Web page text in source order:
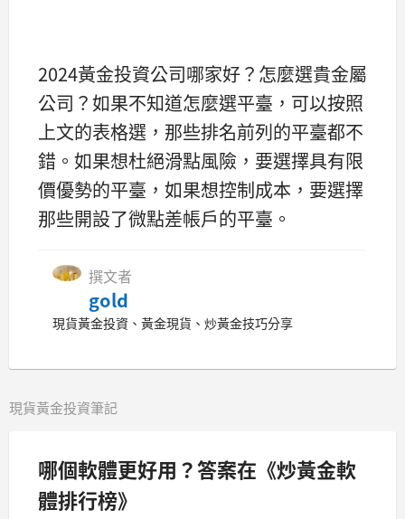
2024黃金投資公司哪家好？怎麼選貴金屬
公司？如果不知道怎麼選平臺，可以按照
上文的表格選，那些排名前列的平臺都不
錯。如果想杜絕滑點風險，要選擇具有限
價優勢的平臺，如果想控制成本，要選擇
那些開設了微點差帳戶的平臺。
撰文者
gold
現貨黃金投資、黃金現貨、炒黃金技巧分享
現貨黃金投資筆記
哪個軟體更好用？答案在《炒黃金軟
體排行榜》